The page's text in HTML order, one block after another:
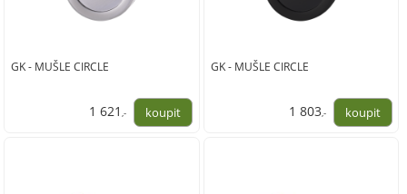
GK - MUŠLE CIRCLE
1 621,-
GK - MUŠLE CIRCLE
1 803,-